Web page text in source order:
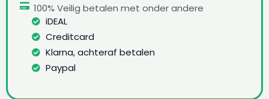
100% Veilig betalen met onder andere
iDEAL
Creditcard
Klarna, achteraf betalen
Paypal